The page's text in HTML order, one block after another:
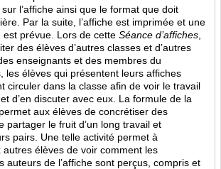
l’affiche ainsi que le format que doit
Par la suite, l’affiche est imprimée et une
prévue. Lors de cette Séance d’affiches
des élèves d’autres classes et d’autres
enseignants et des membres du
les élèves qui présentent leurs affiches
circuler dans la classe afin de voir le travail
d’en discuter avec eux. La formule de la
permet aux élèves de concrétiser des
partager le fruit d’un long travail et
pairs. Une telle activité permet à
autres élèves de voir comment les
auteurs de l’affiche sont perçus, compris et